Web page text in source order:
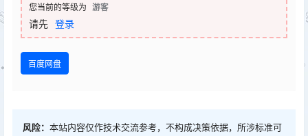
您当前的等级为 游客
请先 登录
百度网盘
风险： 本站内容仅作技术交流参考，不构成决策依据，所涉标准可